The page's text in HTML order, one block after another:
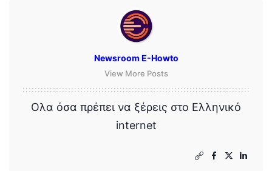
Newsroom E-Howto
View More Posts
Ολα όσα πρέπει να ξέρεις στο Ελληνικό
internet